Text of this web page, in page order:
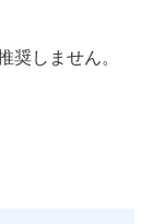
奨しません。